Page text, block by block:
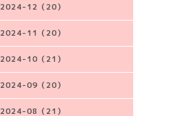
2024-12（20）
2024-11（20）
2024-10（21）
2024-09（20）
2024-08（21）